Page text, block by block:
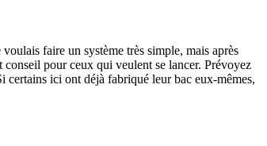
faire un système très simple, mais après
pour ceux qui veulent se lancer. Prévoyez
certains ici ont déjà fabriqué leur bac eux-mêmes,